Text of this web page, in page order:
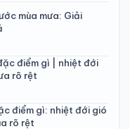
mùa mưa: Giải
điểm gì | nhiệt đới
rõ rệt
điểm gì: nhiệt đới gió
rõ rệt